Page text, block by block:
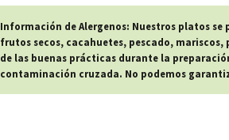
Información de Alergenos: Nuestros platos
frutos secos, cacahuetes, pescado,
de las buenas prácticas durante la
contaminación cruzada. No podemos